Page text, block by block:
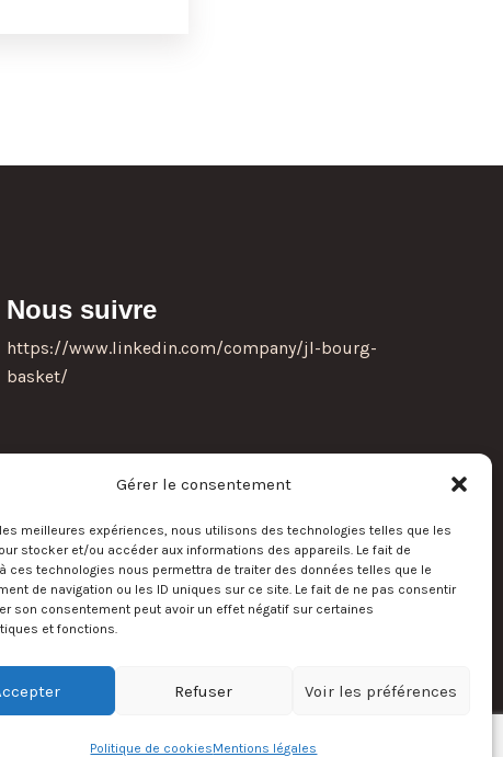
Gérer le consentement
meilleures expériences, nous utilisons des technologies telles que les
stocker et/ou accéder aux informations des appareils. Le fait de
ces technologies nous permettra de traiter des données telles que le
de navigation ou les ID uniques sur ce site. Le fait de ne pas consentir
son consentement peut avoir un effet négatif sur certaines
et fonctions.
Refuser Voir les préférences
Politique de cookiesMentions légales
Nous suivre
https://www.linkedin.com/company/jl-bourg-
basket/
Soyez informés